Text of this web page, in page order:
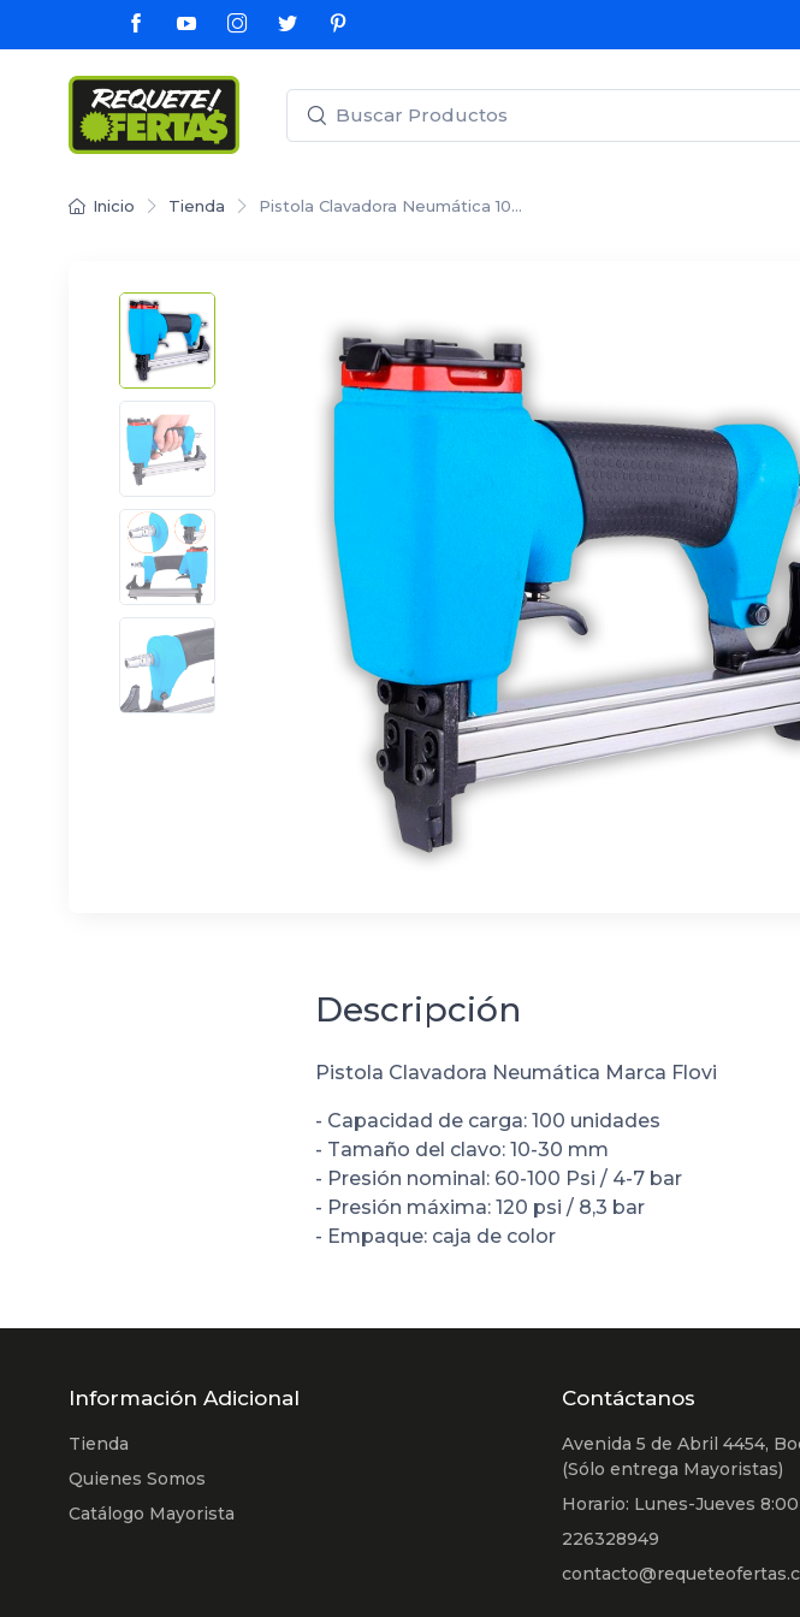
Inicio Tienda Pistola Clavadora Neumática 10…
Descripción
Pistola Clavadora Neumática Marca Flovi
- Capacidad de carga: 100 unidades
- Tamaño del clavo: 10-30 mm
- Presión nominal: 60-100 Psi / 4-7 bar
- Presión máxima: 120 psi / 8,3 bar
- Empaque: caja de color
Información Adicional
Tienda
Quienes Somos
Catálogo Mayorista
Contáctanos
Avenida 5 de Abril 4454,
(Sólo entrega Mayoristas)
Horario: Lunes-Jueves 8:00
226328949